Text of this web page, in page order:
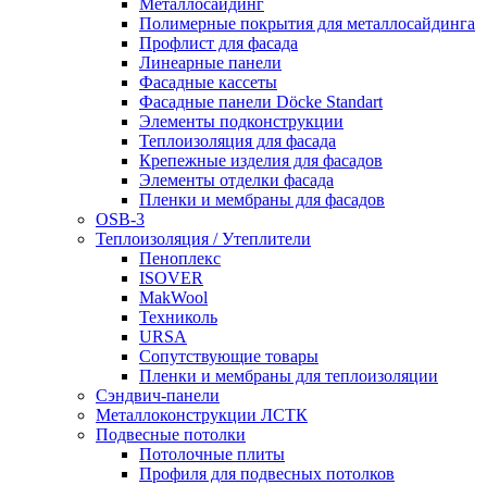
Металлосайдинг
Полимерные покрытия для металлосайдинга
Профлист для фасада
Линеарные панели
Фасадные кассеты
Фасадные панели Döcke Standart
Элементы подконструкции
Теплоизоляция для фасада
Крепежные изделия для фасадов
Элементы отделки фасада
Пленки и мембраны для фасадов
OSB-3
Теплоизоляция / Утеплители
Пеноплекс
ISOVER
MakWool
Техниколь
URSA
Сопутствующие товары
Пленки и мембраны для теплоизоляции
Сэндвич-панели
Металлоконструкции ЛСТК
Подвесные потолки
Потолочные плиты
Профиля для подвесных потолков